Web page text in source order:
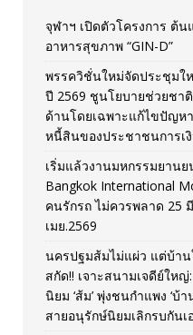
[ February
วันที่สายอนุรั
[ November
[ April 30,
จุฬาฯ เปิดตัวโครงการ ต้
อาหารสุขภาพ “GIN-D”
พรรควิชั่นใหม่จัดประชุมใ
ปี 2569 ชูนโยบายช่วยชา
ด้านโดยเฉพาะแก้ไขปัญห
หนี้สินของประชาชนการเงิ
เริ่มแล้วงานมหกรรมยาน
Bangkok International
คนรักรถ ไม่ควรพลาด 25
เมย.2569
นครปฐมส้มไม่แผ่ว แต่บ้า
สกัด!! เจาะสนามเจดีย์ให
นิยม ‘ส้ม’ พุ่งชนกำแพง ‘บ้
สายอนุรักษ์นิยมเลิกรบกันเ